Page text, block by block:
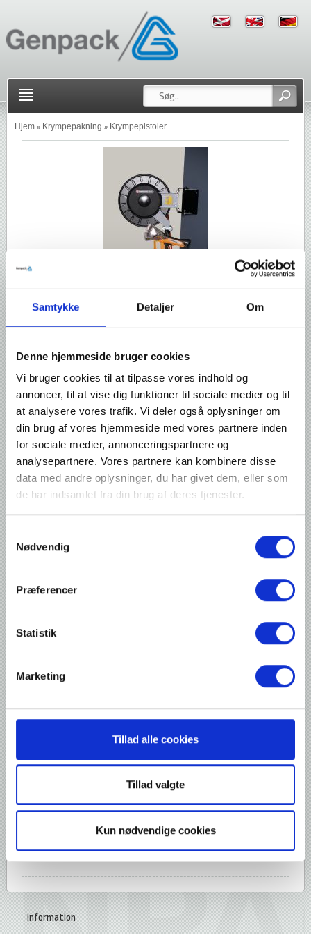
Samtykke Detaljer Om
Denne hjemmeside bruger cookies
Vi bruger cookies til at tilpasse vores indhold og
annoncer, til at vise dig funktioner til sociale medier og til
at analysere vores trafik. Vi deler også oplysninger om
din brug af vores hjemmeside med vores partnere inden
for sociale medier, annonceringspartnere og
analysepartnere. Vores partnere kan kombinere disse
data med andre oplysninger, du har givet dem, eller som
de har indsamlet fra din brug af deres tjenester.
Nødvendig
Præferencer
Statistik
Marketing
Tillad alle cookies
Tillad valgte
Kun nødvendige cookies
Hjem» Krympepakning » Krympepistoler
Foretager I jeres krympepakning på samme sted hver gang, er
det en fordel at have en vægmonteret opruller med 15 meter
gasslange. Herved er slangen altid på sin plads, og sikkert
oprullet mellem hver brug. Det giver orden på lageret og
forlænger slangens levetid.
ude; og efter brug ruller den tilbage på rullen med et let ryk i
slangen.
Ligesom trolleyen, giver denne vægmontrerede opruller, en let
og sikker arbejdsgang med Ripack gasbrænderpistolerne.
Information